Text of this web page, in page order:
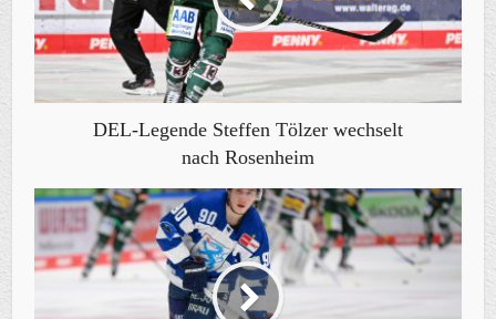
DEL-Legende Steffen Tölzer wechselt
nach Rosenheim